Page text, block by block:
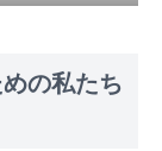
の私たち